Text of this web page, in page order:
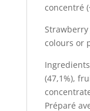
concentré
colours or
(47,1%),
Préparé